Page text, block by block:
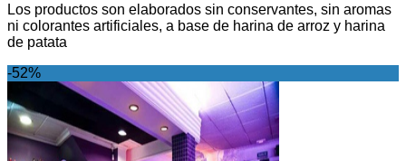
Los productos son elaborados sin conservantes, sin aromas
ni colorantes artificiales, a base de harina de arroz y harina
de patata
-52%